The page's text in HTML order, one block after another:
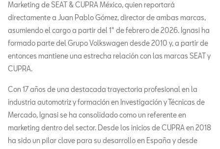
Marketing de SEAT & CUPRA México, quien reportará
directamente a Juan Pablo Gómez, director de ambas marcas,
asumiendo el cargo a partir del 1° de febrero de 2026. Ignasi ha
formado parte del Grupo Volkswagen desde 2010 y, a partir de
entonces mantiene una estrecha relación con las marcas SEAT y
CUPRA.
Con 17 años de una destacada trayectoria profesional en la
industria automotriz y formación en Investigación y Técnicas de
Mercado, Ignasi se ha consolidado como un referente en
marketing dentro del sector. Desde los inicios de CUPRA en 2018
ha sido un pilar clave para su desarrollo en España y desde